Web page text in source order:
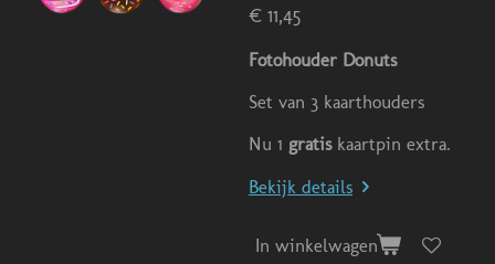
€ 11,45
Fotohouder Donuts
Set van 3 kaarthouders
Nu 1 gratiskaartpin extra.
Bekijk details
In winkelwagen